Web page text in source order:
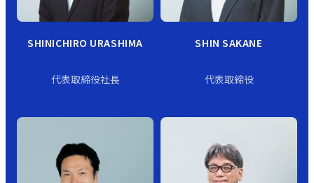
SHINICHIRO URASHIMA
代表取締役社長
SHIN SAKANE
代表取締役